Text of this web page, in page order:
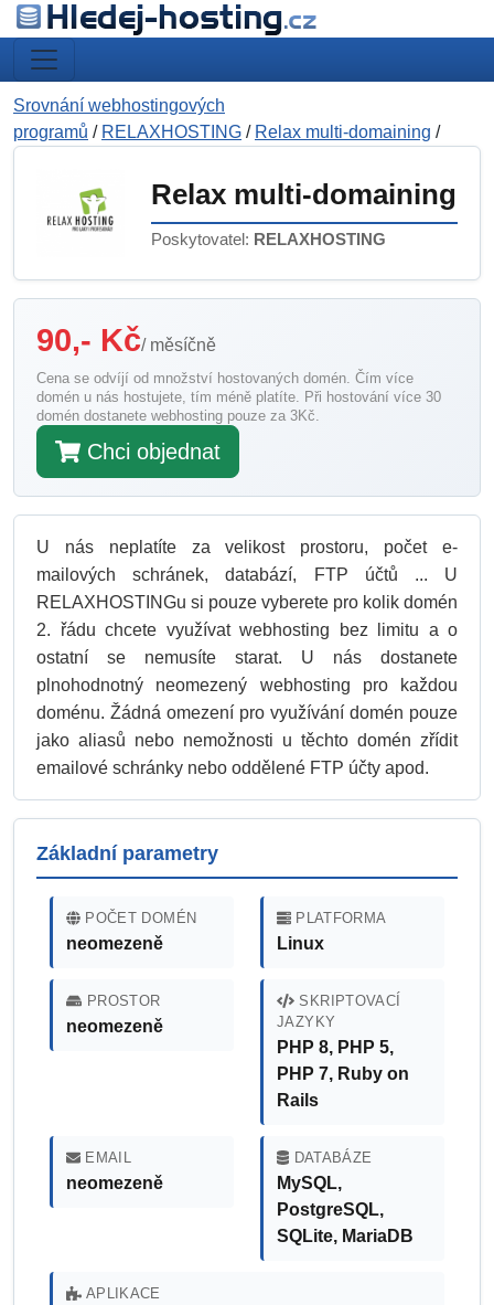
Srovnání webhostingových
programů / RELAXHOSTING / Relax multi-domaining /
Relax multi-domaining
Poskytovatel: RELAXHOSTING
90,- Kč/ měsíčně
Cena se odvíjí od množství hostovaných domén. Čím více
domén u nás hostujete, tím méně platíte. Při hostování více 30
domén dostanete webhosting pouze za 3Kč.
Chci objednat
U nás neplatíte za velikost prostoru, počet e-
mailových schránek, databází, FTP účtů ... U
RELAXHOSTINGu si pouze vyberete pro kolik domén
2. řádu chcete využívat webhosting bez limitu a o
ostatní se nemusíte starat. U nás dostanete
plnohodnotný neomezený webhosting pro každou
doménu. Žádná omezení pro využívání domén pouze
jako aliasů nebo nemožnosti u těchto domén zřídit
emailové schránky nebo oddělené FTP účty apod.
Základní parametry
POČET DOMÉN
neomezeně
PLATFORMA
Linux
PROSTOR
neomezeně
SKRIPTOVACÍ
JAZYKY
PHP 8, PHP 5,
PHP 7, Ruby on
Rails
EMAIL
neomezeně
DATABÁZE
MySQL,
PostgreSQL,
SQLite, MariaDB
APLIKACE